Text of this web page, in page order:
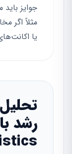
جوایز
مثلاً اگر
یا